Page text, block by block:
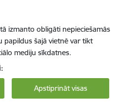
izmanto obligāti nepieciešamās
papildus šajā vietnē var tikt
mediju sīkdatnes.
Apstiprināt visas